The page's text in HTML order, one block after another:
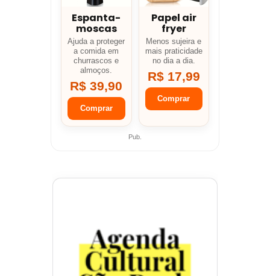
Espanta-
moscas
Ajuda a proteger
a comida em
churrascos e
almoços.
R$ 39,90
Comprar
Papel air
fryer
Menos sujeira e
mais praticidade
no dia a dia.
R$ 17,99
Comprar
Pub.